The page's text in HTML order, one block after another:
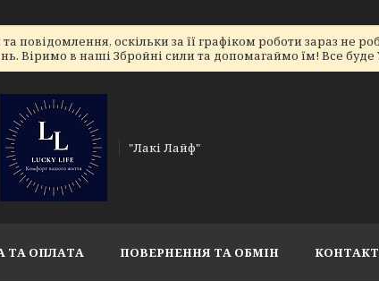
повідомлення, оскільки за її графіком роботи зараз не
Віримо в наші Збройні сили та допомагаймо їм! Все буде
"Лакі Лайф"
ТА ОПЛАТА ПОВЕРНЕННЯ ТА ОБМІН